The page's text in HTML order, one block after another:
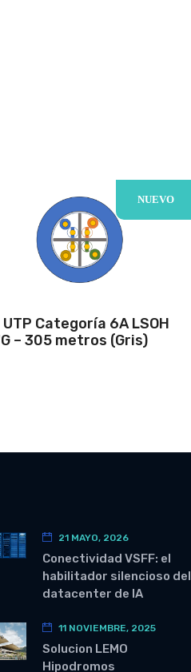
NUEVO
Categoría 6A LSOH
– 305 metros (Gris)
21 MAYO, 2026
Conectividad VSFF: el
habilitador silencioso del
datacenter de IA
11 NOVIEMBRE, 2025
Solucion LEMO
Hipodromos